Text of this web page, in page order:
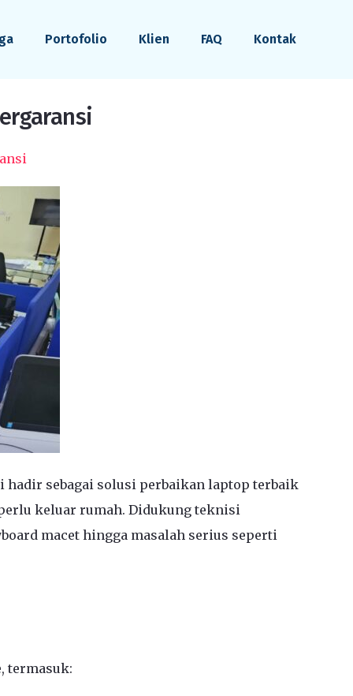
Portofolio Klien FAQ Kontak
hadir sebagai solusi perbaikan laptop terbaik
keluar rumah. Didukung teknisi
macet hingga masalah serius seperti
termasuk: